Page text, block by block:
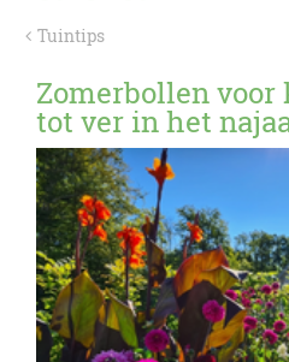
Tuintips
Zomerbollen
tot ver in het